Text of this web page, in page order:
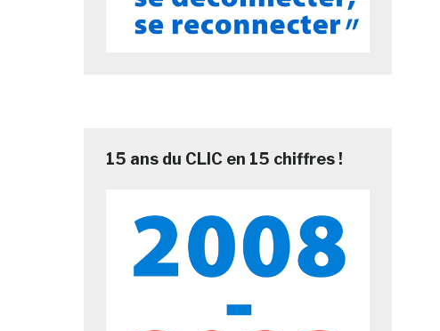
15 ans du CLIC en 15 chiffres !